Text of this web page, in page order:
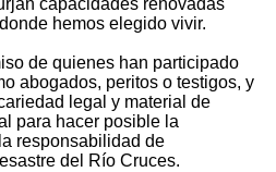
capacidades renovadas
hemos elegido vivir.
de quienes han participado
abogados, peritos o testigos, y
legal y material de
para hacer posible la
responsabilidad de
del Río Cruces.